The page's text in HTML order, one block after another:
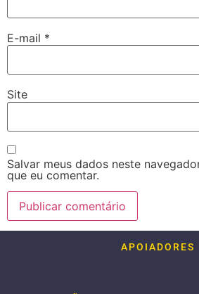
E-mail *
Site
Salvar meus dados neste
que eu comentar.
APOIADORES